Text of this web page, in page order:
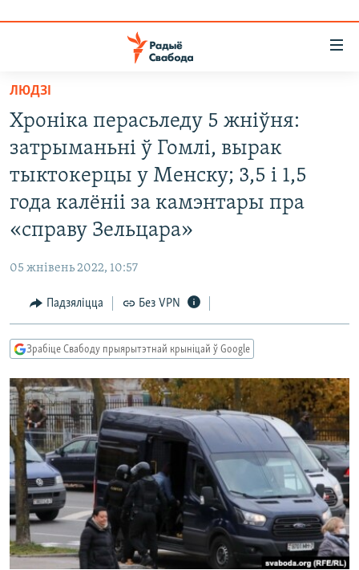
ўнівэрсальнага
доступу
Перайсьці
да
галоўнага
зьместу
да
галоўнай
Перайсьці
пошуку
УСЕ НАВІНЫ
БЕЛАРУСЫ НА ВАЙНЕ
ПАЛІТВЯЗЬНІ
КАЛЯНДАР
ТОЛЬКІ НА СВАБОДЗЕ
ГІСТОРЫЯ НА СВАБОДЗЕ
АЎДЫЁКНІГІ
PREMIUM
НА ХВАЛЯХ СВАБОДЫ
СУВЯЗЬ
АБЫСЬЦІ БЛЯКАВАНЬНЕ
ПАДЗЯЛІЦЦА ІНФАРМАЦЫЯЙ
ПАДПІСАЦЦА
TWITTER
САЧЫЦЕ ЗА АБНАЎЛЕНЬНЯМІ
Усе сайты РС/РСЭ
ЛЮДЗІ
Хроніка перасьледу 5 жніўня:
затрыманьні ў Гомлі, вырак
тыктокерцы у Менску; 3,5 і 1,5
года калёніі за камэнтары пра
«справу Зельцара»
05 жнівень 2022, 10:57
Падзяліцца Без VPN
Зрабіце Свабоду прыярытэтнай крыніцай ў Google